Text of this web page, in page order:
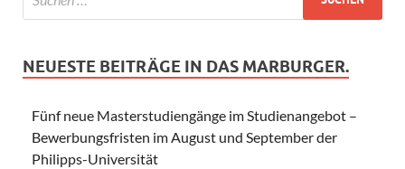
NEUESTE BEITRÄGE IN DAS MARBURGER.
Fünf neue Masterstudiengänge im Studienangebot –
Bewerbungsfristen im August und September der
Philipps-Universität